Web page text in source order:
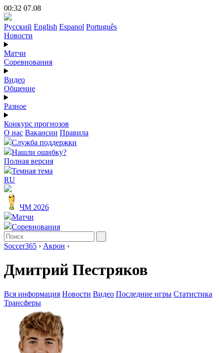
00:32 07.08
Русский English Espanol Português
Новости
Матчи
Соревнования
Видео
Общение
Разное
Конкурс прогнозов
О нас Вакансии Правила
Служба поддержки
Нашли ошибку?
Полная версия
Темная тема
RU
ЧМ 2026
Матчи
Соревнования
Soccer365 › Акрон ›
Дмитрий Пестряков
Вся информация Новости Видео Последние игры Статистика
Трансферы